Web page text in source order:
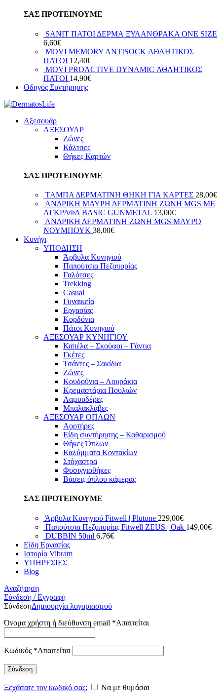
ΣΑΣ ΠΡΟΤΕΙΝΟΥΜΕ
SANIT ΠΑΤΟΙ ΔΕΡΜΑ ΞΥΛΑΝΘΡΑΚΑ ΟΝΕ SIZE
6,60€
MOVI MEMORY ANTISOCK ΑΘΛΗΤΙΚΟΣ
ΠΑΤΟΙ 12,40€
MOVI PROACTIVE DYNAMIC ΑΘΛΗΤΙΚΟΣ
ΠΑΤΟΙ 14,90€
Οδηγός Συντήρησης
Αξεσουάρ
ΑΞΕΣΟΥΑΡ
Ζώνες
Κάλτσες
Θήκες Καρτών
ΣΑΣ ΠΡΟΤΕΙΝΟΥΜΕ
ΤΑΜΠΑ ΔΕΡΜΑΤΙΝΗ ΘΗΚΗ ΓΙΑ ΚΑΡΤΕΣ 28,00€
ΑΝΔΡΙΚΗ ΜΑΥΡΗ ΔΕΡΜΑΤΙΝΗ ΖΩΝΗ MGS ΜΕ
ΑΓΚΡΑΦΑ BASIC GUNMETAL 13,00€
ΑΝΔΡΙΚΗ ΔΕΡΜΑΤΙΝΗ ΖΩΝΗ MGS ΜΑΥΡΟ
ΝΟΥΜΠΟΥΚ 38,00€
Κυνήγι
ΥΠΟΔΗΣΗ
Άρβυλα Κυνηγιού
Παπούτσια Πεζοπορίας
Γαλότσες
Trekking
Casual
Γυναικεία
Εργασίας
Κορδόνια
Πάτοι Κυνηγιού
ΑΞΕΣΟΥΑΡ ΚΥΝΗΓΙΟΥ
Καπέλα – Σκούφοι – Γάντια
Γκέτες
Τσάντες – Σακίδια
Ζώνες
Κουδούνια – Λουράκια
Κρεμαστάρια Πουλιών
Λαμουδέρες
Μπαλακλάβες
ΑΞΕΣΟΥΑΡ ΟΠΛΩΝ
Αορτήρες
Είδη συντήρησης – Καθαρισμού
Θήκες Όπλων
Καλύμματα Κοντακίων
Στόχαστρα
Φυσιγγιοθήκες
Βάσεις όπλου κάμερας
ΣΑΣ ΠΡΟΤΕΙΝΟΥΜΕ
Άρβυλα Κυνηγιού Fitwell | Plutone 229,00€
Παπούτσια Πεζοπορίας Fitwell ZEUS | Oak 149,00€
DUBBIN 50ml 6,76€
Είδη Εργασίας
Ιστορία Vibram
ΥΠΗΡΕΣΙΕΣ
Blog
Αναζήτηση
Σύνδεση / Εγγραφή
ΣύνδεσηΔημιουργία λογαριασμού
Όνομα χρήστη ή διεύθυνση email *Απαιτείται
Κωδικός *Απαιτείται
Σύνδεση
Ξεχάσατε τον κωδικό σας;
Να με θυμάσαι